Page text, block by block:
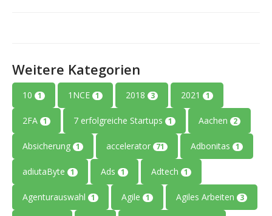
Weitere Kategorien
10 1 1NCE 1 2018 3 2021 1
2FA 1 7 erfolgreiche Startups 1 Aachen 2
Absicherung 1 accelerator 71 Adbonitas 1
adiutaByte 1 Ads 1 Adtech 1
Agenturauswahl 1 Agile 1 Agiles Arbeiten 3